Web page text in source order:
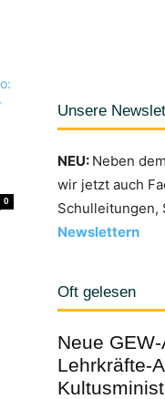
0
Unsere
NEU: Neben
wir jetzt auch
Schulleitungen,
Newslettern
Oft gelesen
Neue
Lehrkräfte-